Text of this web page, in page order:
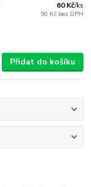
60 Kč/ks
50 Kč bez DPH
Přidat do košíku